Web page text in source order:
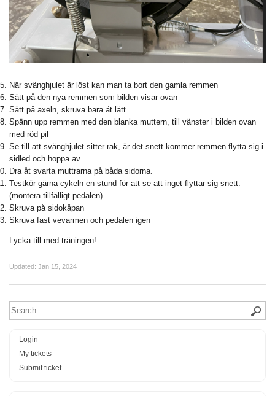
När svänghjulet är löst kan man ta bort den gamla remmen
Sätt på den nya remmen som bilden visar ovan
Sätt på axeln, skruva bara åt lätt
Spänn upp remmen med den blanka muttern, till vänster i bilden ovan
med röd pil
Se till att svänghjulet sitter rak, är det snett kommer remmen flytta sig i
sidled och hoppa av.
Dra åt svarta muttrarna på båda sidorna.
Testkör gärna cykeln en stund för att se att inget flyttar sig snett.
(montera tillfälligt pedalen)
Skruva på sidokåpan
Skruva fast vevarmen och pedalen igen
Lycka till med träningen!
Updated: Jan 15, 2024
Login
My tickets
Submit ticket